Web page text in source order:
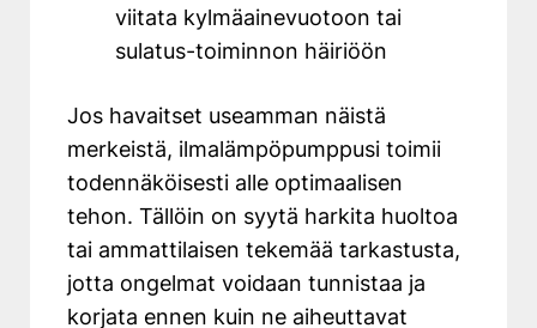
viitata kylmäainevuotoon tai
sulatus-toiminnon häiriöön
Jos havaitset useamman näistä
merkeistä, ilmalämpöpumppusi toimii
todennäköisesti alle optimaalisen
tehon. Tällöin on syytä harkita huoltoa
tai ammattilaisen tekemää tarkastusta,
jotta ongelmat voidaan tunnistaa ja
korjata ennen kuin ne aiheuttavat